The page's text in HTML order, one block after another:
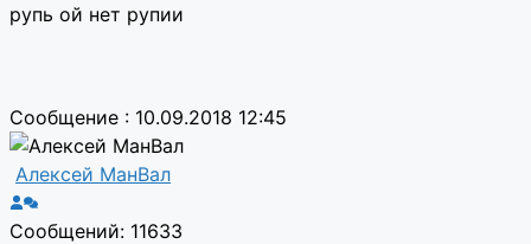
рупь ой нет рупии
Сообщение : 10.09.2018 12:45
Алексей МанВал
Сообщений: 11633